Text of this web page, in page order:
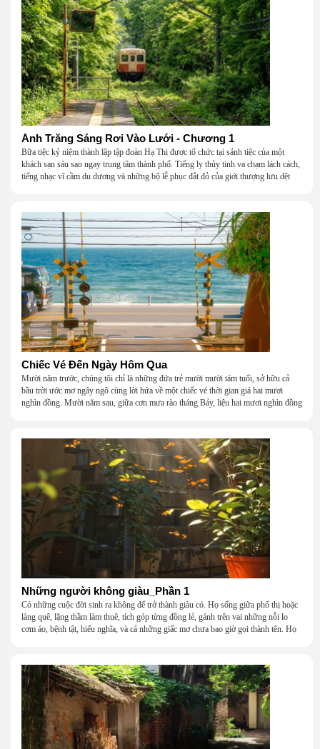
Ánh Trăng Sáng Rơi Vào Lưới - Chương 1
Bữa tiệc kỷ niệm thành lập tập đoàn Hạ Thị được tổ chức tại sảnh tiệc của một
khách sạn sáu sao ngay trung tâm thành phố. Tiếng ly thủy tinh va chạm lách cách,
tiếng nhạc vĩ cầm du dương và những bộ lễ phục đắt đỏ của giới thượng lưu dệt
Chiếc Vé Đến Ngày Hôm Qua
Mười năm trước, chúng tôi chỉ là những đứa trẻ mười mười tám tuổi, sở hữu cả
bầu trời ước mơ ngây ngô cùng lời hứa về một chiếc vé thời gian giá hai mươi
nghìn đồng. Mười năm sau, giữa cơn mưa rào tháng Bảy, liệu hai mươi nghìn đồng
Những người không giàu_Phần 1
Có những cuộc đời sinh ra không để trở thành giàu có. Họ sống giữa phố thị hoặc
làng quê, lặng thầm làm thuê, tích góp từng đồng lẻ, gánh trên vai những nỗi lo
cơm áo, bệnh tật, hiếu nghĩa, và cả những giấc mơ chưa bao giờ gọi thành tên. Họ
một mái nhà bằng lòng thương, bằng sự nhẫn nại và một niềm tin cũ kỹ rằng: dẫu
nghèo đến đâu, cũng còn có nhau để quay về.